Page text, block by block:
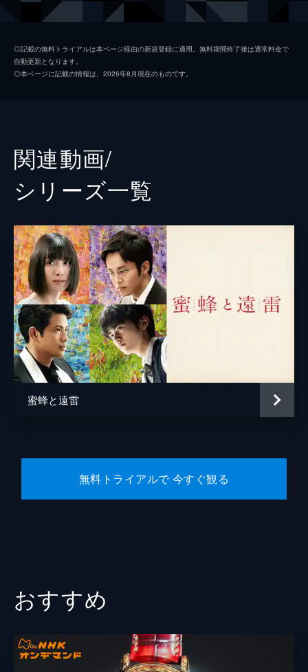
２０１７年の直木賞と本屋大賞をダブル受賞
した、恩田陸の小説『蜜蜂と遠雷』。あるピ
コンクールという厳しい現実に押しつぶされ
そうになりながらも成長していく姿を描いた
向きあう若者たちの姿を伝える。
59分
◎記載の無料トライアルは本ページ経由の新規登録に適用。無料期間終了後は通常料金で
自動更新となります。
◎本ページに記載の情報は、2026年8月現在のものです。
関連動画/
シリーズ⼀覧
蜜蜂と遠雷
無料トライアルで 今すぐ観る
おすすめ